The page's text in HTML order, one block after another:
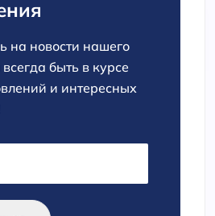
на новости нашего
быть в курсе
и интересных